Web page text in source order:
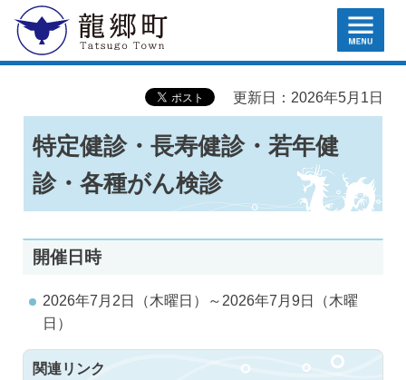
龍郷町 MENU
更新日：2026年5月1日
特定健診・長寿健診・若年健
診・各種がん検診
開催日時
2026年7月2日（木曜日）～2026年7月9日（木曜
日）
関連リンク